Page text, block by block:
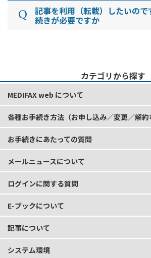
【MEDIFAX】編集部 FAX：０３－
５９
ことは複製行為に当たり、
著作権
用の範囲を超えてのご利用はできま
記事を利用（転載）したいの
続きが必要ですか
から「記事使用申請書」
していただき、必要事項をご記入の
せフォームよりご連絡ください。
カテゴリから探す
MEDIFAX web について
各種お手続き方法（お申し込み／変更／解約
お手続きにあたっての質問
メールニュースについて
ログインに関する質問
E-ブックについて
記事について
システム環境